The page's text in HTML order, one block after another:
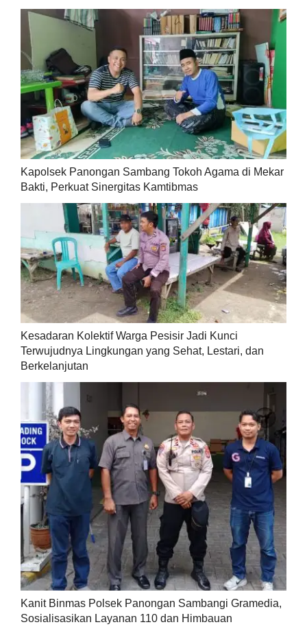
Kapolsek Panongan Sambang Tokoh Agama di Mekar
Bakti, Perkuat Sinergitas Kamtibmas
Kesadaran Kolektif Warga Pesisir Jadi Kunci
Terwujudnya Lingkungan yang Sehat, Lestari, dan
Berkelanjutan
Kanit Binmas Polsek Panongan Sambangi Gramedia,
Sosialisasikan Layanan 110 dan Himbauan